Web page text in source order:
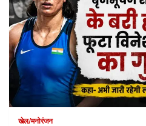
खेल/मनोरंजन